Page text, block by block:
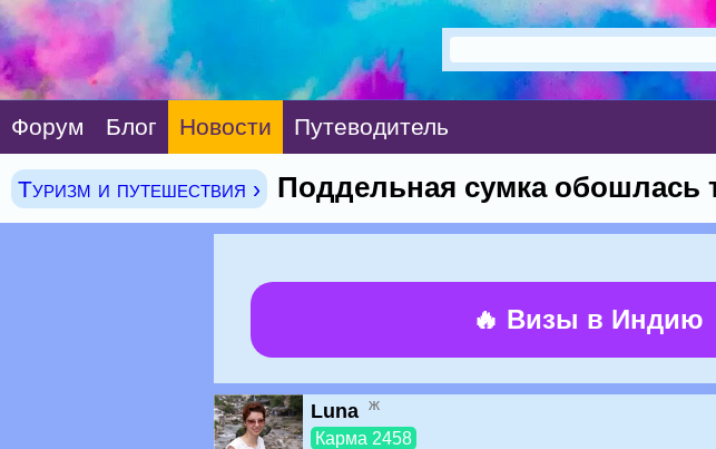
Форум Блог Новости Путеводитель
Туризм и путешествия › Поддельная сумка обошлась
🔥 Визы в Индию
Luna ж
Карма 2458